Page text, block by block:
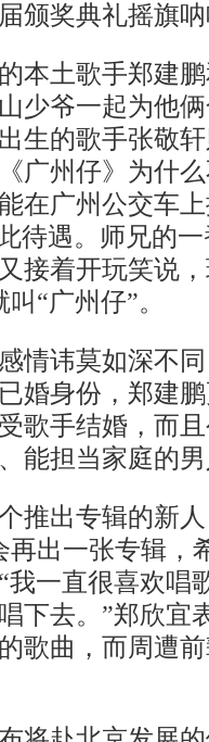
颁奖典礼摇旗
土歌手郑建鹏
少爷一起为他
生的歌手张敬
广州仔》为什
在广州公交车
待遇。师兄的
接着开玩笑说
“广州仔”。
讳莫如深不同
婚身份，郑建
歌手结婚，而
能担当家庭的
出专辑的新人
再出一张专辑，
我一直很喜欢唱
下去。”郑欣宜
歌曲，而周遭